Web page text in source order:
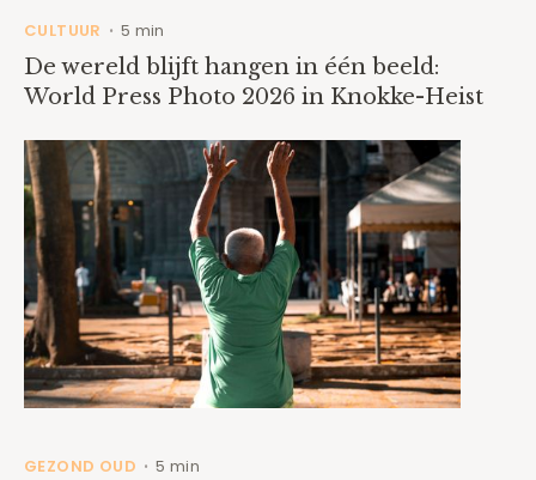
CULTUUR • 5 min
De wereld blijft hangen in één beeld:
World Press Photo 2026 in Knokke-Heist
GEZOND OUD • 5 min